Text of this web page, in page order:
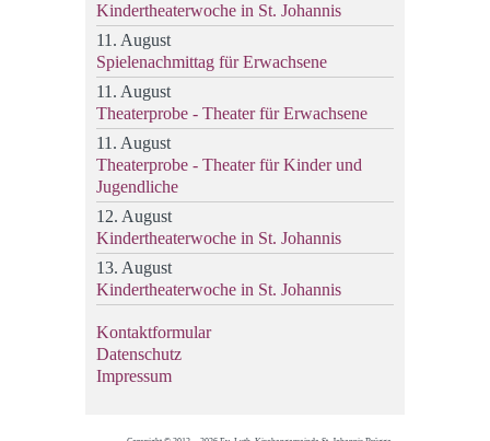
Kindertheaterwoche in St. Johannis
11. August
Spielenachmittag für Erwachsene
11. August
Theaterprobe - Theater für Erwachsene
11. August
Theaterprobe - Theater für Kinder und
Jugendliche
12. August
Kindertheaterwoche in St. Johannis
13. August
Kindertheaterwoche in St. Johannis
Kontaktformular
Datenschutz
Impressum